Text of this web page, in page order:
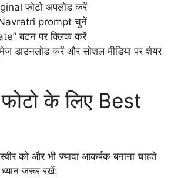
फोटो अपलोड करें
prompt चुनें
बटन पर क्लिक करें
डाउनलोड करें और सोशल मीडिया पर शेयर
फोटो के लिए Best
को और भी ज्यादा आकर्षक बनाना चाहते
ध्यान जरूर रखें: